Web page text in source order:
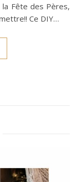
Fête des Pères,
Ce DIY…